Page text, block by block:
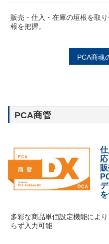
販売・仕入・在庫の垣根を取
報を把握。
PCA商魂
PCA商管
多彩な商品単価設定機能によ
らず入力可能